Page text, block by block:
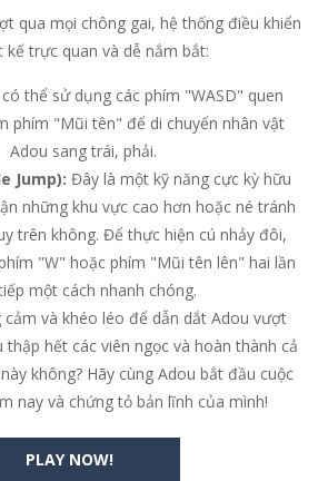
qua mọi chông gai, hệ thống điều khiển
trực quan và dễ nắm bắt:
thể sử dụng các phím "WASD" quen
phím "Mũi tên" để di chuyển nhân vật
Adou sang trái, phải.
Jump): Đây là một kỹ năng cực kỳ hữu
những khu vực cao hơn hoặc né tránh
trên không. Để thực hiện cú nhảy đôi,
"W" hoặc phím "Mũi tên lên" hai lần
một cách nhanh chóng.
và khéo léo để dẫn dắt Adou vượt
hết các viên ngọc và hoàn thành cả
không? Hãy cùng Adou bắt đầu cuộc
nay và chứng tỏ bản lĩnh của mình!
PLAY NOW!